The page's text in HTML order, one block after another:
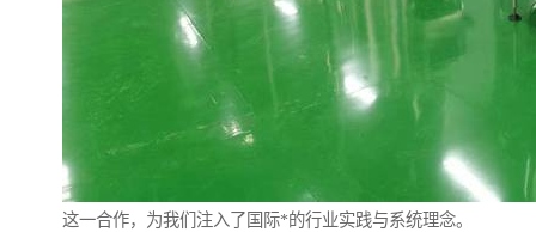
这一合作，为我们注入了国际*的行业实践与系统理念。